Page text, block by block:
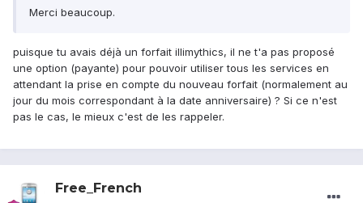
Merci beaucoup.
puisque tu avais déjà un forfait illimythics, il ne t'a pas proposé
une option (payante) pour pouvoir utiliser tous les services en
attendant la prise en compte du nouveau forfait (normalement au
jour du mois correspondant à la date anniversaire) ? Si ce n'est
pas le cas, le mieux c'est de les rappeler.
Free_French